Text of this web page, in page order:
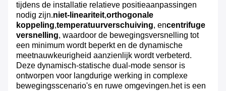
tijdens de installatie relatieve positieaanpassingen
nodig zijn.niet-lineariteit,orthogonale
koppeling,temperatuurverschuiving, encentrifuge
versnelling, waardoor de bewegingsversnelling tot
een minimum wordt beperkt en de dynamische
meetnauwkeurigheid aanzienlijk wordt verbeterd.
Deze dynamisch-statische dual-mode sensor is
ontworpen voor langdurige werking in complexe
bewegingsscenario's en ruwe omgevingen.het is een